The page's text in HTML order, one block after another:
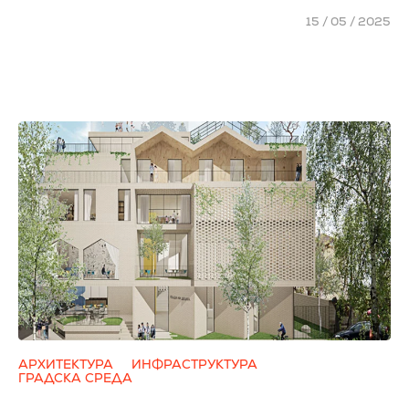
15 / 05 / 2025
АРХИТЕКТУРА
ИНФРАСТРУКТУРА
ГРАДСКА СРЕДА